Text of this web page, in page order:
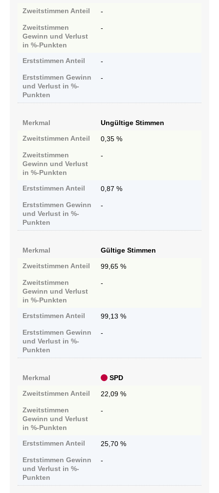
Zweitstimmen Anteil -
Zweitstimmen
Gewinn und Verlust
in %-Punkten
-
Erststimmen Anteil -
Erststimmen Gewinn
und Verlust in %-
Punkten
-
Merkmal
Ungültige Stimmen
Zweitstimmen Anteil 0,35 %
Zweitstimmen
Gewinn und Verlust
in %-Punkten
-
Erststimmen Anteil 0,87 %
Erststimmen Gewinn
und Verlust in %-
Punkten
-
Merkmal
Gültige Stimmen
Zweitstimmen Anteil 99,65 %
Zweitstimmen
Gewinn und Verlust
in %-Punkten
-
Erststimmen Anteil 99,13 %
Erststimmen Gewinn
und Verlust in %-
Punkten
-
Merkmal
SPD
Zweitstimmen Anteil 22,09 %
Zweitstimmen
Gewinn und Verlust
in %-Punkten
-
Erststimmen Anteil 25,70 %
Erststimmen Gewinn
und Verlust in %-
Punkten
-